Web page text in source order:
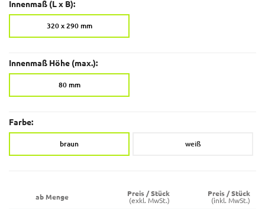
Innenmaß (L x B):
320 x 290 mm
Innenmaß Höhe (max.):
80 mm
Farbe:
braun weiß
ab Menge
Preis / Stück
(exkl. MwSt.)
Preis / Stück
(inkl. MwSt.)